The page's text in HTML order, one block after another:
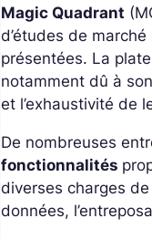
Magic Quadrant
d’études de
présentées. La
notamment dû à
et l’exhaustivité de
De nombreuses
fonctionnalités
diverses charges
données,